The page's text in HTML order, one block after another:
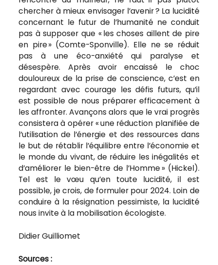
chercher à mieux envisager l’avenir ? La lucidité
concernant le futur de l’humanité ne conduit
pas à supposer que « les choses aillent de pire
en pire» (Comte-Sponville). Elle ne se réduit
pas à une éco-anxiété qui paralyse et
désespère. Après avoir encaissé le choc
douloureux de la prise de conscience, c’est en
regardant avec courage les défis futurs, qu’il
est possible de nous préparer efficacement à
les affronter. Avançons alors que le vrai progrès
consistera à opérer « une réduction planifiée de
l’utilisation de l’énergie et des ressources dans
le but de rétablir l’équilibre entre l’économie et
le monde du vivant, de réduire les inégalités et
d’améliorer le bien-être de l’Homme » (Hickel).
Tel est le vœu qu’en toute lucidité, il est
possible, je crois, de formuler pour 2024. Loin de
conduire à la résignation pessimiste, la lucidité
nous invite à la mobilisation écologiste.
Didier Guilliomet
Sources :